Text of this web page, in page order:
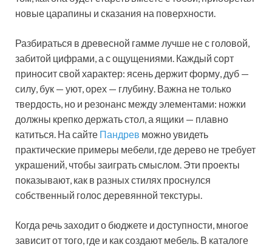
новые царапины и сказания на поверхности.
Разбираться в древесной гамме лучше не с головой,
забитой цифрами, а с ощущениями. Каждый сорт
приносит свой характер: ясень держит форму, дуб —
силу, бук — уют, орех — глубину. Важна не только
твердость, но и резонанс между элементами: ножки
должны крепко держать стол, а ящики — плавно
катиться. На сайте Пандрев можно увидеть
практические примеры мебели, где дерево не требует
украшений, чтобы заиграть смыслом. Эти проекты
показывают, как в разных стилях проснулся
собственный голос деревянной текстуры.
Когда речь заходит о бюджете и доступности, многое
зависит от того, где и как создают мебель. В каталоге